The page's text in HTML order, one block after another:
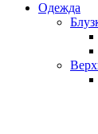
Одежда